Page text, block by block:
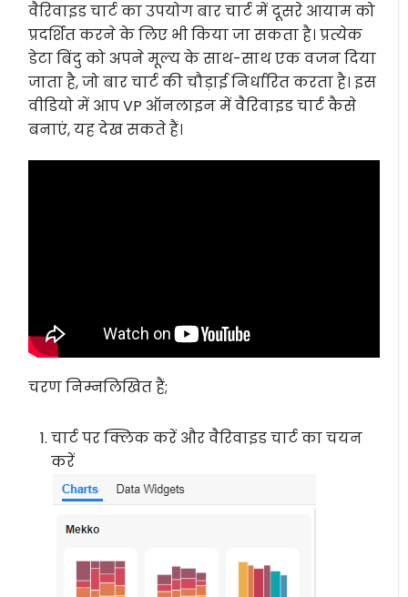
वैरिवाइड चार्ट का उपयोग बार चार्ट में दूसरे आयाम को
प्रदर्शित करने के लिए भी किया जा सकता है। प्रत्येक
डेटा बिंदु को अपने मूल्य के साथ-साथ एक वजन दिया
जाता है, जो बार चार्ट की चौड़ाई निर्धारित करता है। इस
वीडियो में आप VP ऑनलाइन में वैरिवाइड चार्ट कैसे
बनाएं, यह देख सकते हैं।
चरण निम्नलिखित हैं;
चार्ट पर क्लिक करें और वैरिवाइड चार्ट का चयन
करें